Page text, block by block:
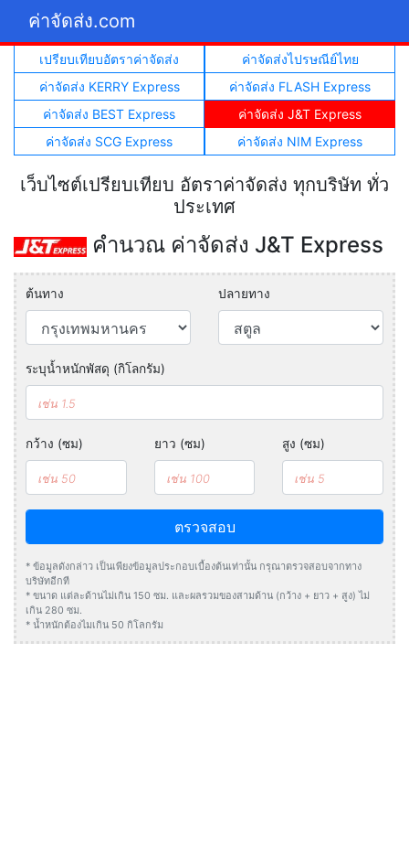
ค่าจัดส่ง.com
เปรียบเทียบอัตราค่าจัดส่ง
ค่าจัดส่งไปรษณีย์ไทย
ค่าจัดส่ง KERRY Express
ค่าจัดส่ง FLASH Express
ค่าจัดส่ง BEST Express
ค่าจัดส่ง J&T Express
ค่าจัดส่ง SCG Express
ค่าจัดส่ง NIM Express
เว็บไซต์เปรียบเทียบ อัตราค่าจัดส่ง ทุกบริษัท ทั่ว
ประเทศ
คำนวณ ค่าจัดส่ง J&T Express
ต้นทาง ปลายทาง
ระบุน้ำหนักพัสดุ (กิโลกรัม)
กว้าง (ซม) ยาว (ซม) สูง (ซม)
ตรวจสอบ
* ข้อมูลดังกล่าว เป็นเพียงข้อมูลประกอบเบื้องต้นเท่านั้น กรุณาตรวจสอบจากทาง
บริษัทอีกที
* ขนาด แต่ละด้านไม่เกิน 150 ซม. และผลรวมของสามด้าน (กว้าง + ยาว + สูง) ไม่
เกิน 280 ซม.
* น้ำหนักต้องไมเกิน 50 กิโลกรัม